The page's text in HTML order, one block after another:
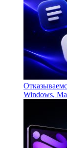
Windows,